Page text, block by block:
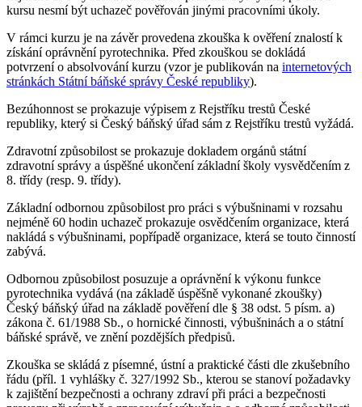
kursu nesmí být uchazeč pověřován jinými pracovními úkoly.
V rámci kurzu je na závěr provedena zkouška k ověření znalostí k
získání oprávnění pyrotechnika. Před zkouškou se dokládá
potvrzení o absolvování kurzu (vzor je publikován na internetových
stránkách Státní báňské správy České republiky).
Bezúhonnost se prokazuje výpisem z Rejstříku trestů České
republiky, který si Český báňský úřad sám z Rejstříku trestů vyžádá.
Zdravotní způsobilost se prokazuje dokladem orgánů státní
zdravotní správy a úspěšné ukončení základní školy vysvědčením z
8. třídy (resp. 9. třídy).
Základní odbornou způsobilost pro práci s výbušninami v rozsahu
nejméně 60 hodin uchazeč prokazuje osvědčením organizace, která
nakládá s výbušninami, popřípadě organizace, která se touto činností
zabývá.
Odbornou způsobilost posuzuje a oprávnění k výkonu funkce
pyrotechnika vydává (na základě úspěšně vykonané zkoušky)
Český báňský úřad na základě pověření dle § 38 odst. 5 písm. a)
zákona č. 61/1988 Sb., o hornické činnosti, výbušninách a o státní
báňské správě, ve znění pozdějších předpisů.
Zkouška se skládá z písemné, ústní a praktické části dle zkušebního
řádu (příl. 1 vyhlášky č. 327/1992 Sb., kterou se stanoví požadavky
k zajištění bezpečnosti a ochrany zdraví při práci a bezpečnosti